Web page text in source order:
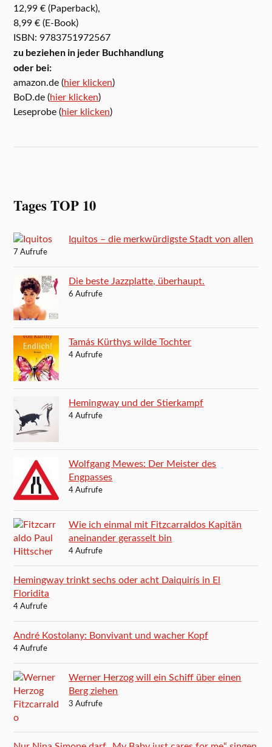
12,99 € (Paperback),
8,99 € (E-Book)
ISBN: 9783751972567
zu beziehen in jeder Buchhandlung
oder bei:
amazon.de (hier klicken)
BoD.de (hier klicken)
Leseprobe (hier klicken)
Tages TOP 10
Iquitos – die merkwürdigste Stadt von allen
7 Aufrufe
Die beste Jazzplatte, überhaupt.
6 Aufrufe
Tamás Kürthys wilde Tochter
4 Aufrufe
Hemingway und der Stierkampf
4 Aufrufe
Wolfgang Mewes: Der Meister des
Engpasses
4 Aufrufe
Wie ich einmal mit Fitzcarraldos Kapitän
aneinander gerasselt bin
4 Aufrufe
Hemingway trinkt sechs oder acht Daiquirís in El
Floridita
4 Aufrufe
André Kostolany: Bonvivant und wacher Kopf
4 Aufrufe
Werner Herzog will ein Schiff über einen
Berg ziehen
3 Aufrufe